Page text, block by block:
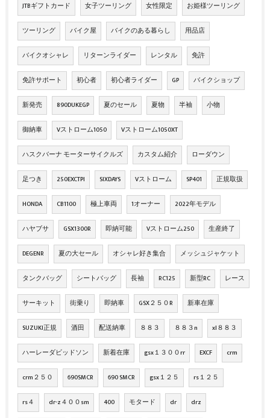
JTBギフトカード 女子ツーリング 女性限定 お姫様ツーリング
ツーリング バイク屋 バイクのある暮らし 用品店
バイクオシャレ リターンライダー レンタル 免許
免許サポート 初心者 初心者ライダー GP バイクショップ
新発売 890DUKEGP 夏のセール 夏物 半袖 小物
御納車 Vストローム1050 Vストローム1050XT
ハスクバーナ モーターサイクルズ カスタム紹介 ローダウン
足つき 250EXCTPI SIXDAYS Vストローム SP401 正規取扱
HONDA CB1100 極上車両 1オーナー 2022年モデル
ハヤブサ GSX1300R 即納可能 Vストローム250 生産終了
DEGENR 夏の大セール オシャレ好き集合 メッシュジャケット
タンクバッグ シートバッグ 長袖 RC125 新型RC レース
サーキット 街乗り 即納車 GSX２５０R 新車在庫
SUZUKI正規 酒田 配送納車 ８８３ ８８３n xl８８３
ハーレーダビッドソン 新着在庫 gsx１３００rr EXCF crm
crm２５０ 690SMCR 690 SMCR gsx１２５ rs１２５
rs４ dr-z４００sm 400 モタード dr drz